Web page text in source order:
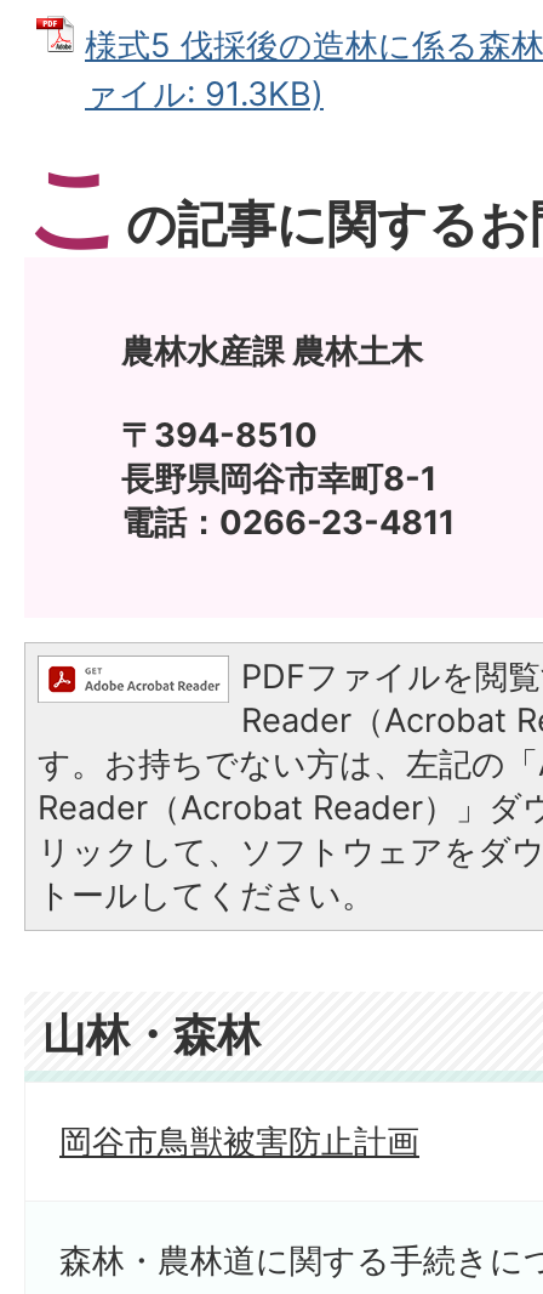
様式5 伐採後の造林に係る森
ァイル: 91.3KB)
こ の記事に関する
農林水産課 農林土木
〒394-8510
長野県岡谷市幸町8-1
電話：0266-23-4811
PDFファイルを閲
Reader（Acrobat
す。お持ちでない方は、左記の
Reader（Acrobat Reader）」ダ
リックして、ソフトウェアをダ
トールしてください。
山林・森林
岡谷市鳥獣被害防止計画
森林・農林道に関する手続きに